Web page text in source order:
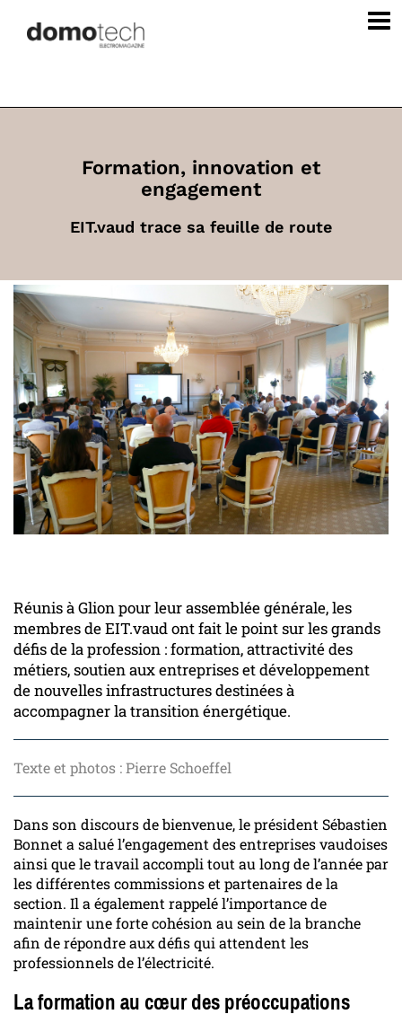
Formation, innovation et
engagement
EIT.vaud trace sa feuille de route
Réunis à Glion pour leur assemblée générale, les
membres de EIT.vaud ont fait le point sur les grands
défis de la profession : formation, attractivité des
métiers, soutien aux entreprises et développement
de nouvelles infrastructures destinées à
accompagner la transition énergétique.
Texte et photos : Pierre Schoeffel
Dans son discours de bienvenue, le président Sébastien
Bonnet a salué l’engagement des entreprises vaudoises
ainsi que le travail accompli tout au long de l’année par
les différentes commissions et partenaires de la
section. Il a également rappelé l’importance de
maintenir une forte cohésion au sein de la branche
afin de répondre aux défis qui attendent les
professionnels de l’électricité.
La formation au cœur des préoccupations